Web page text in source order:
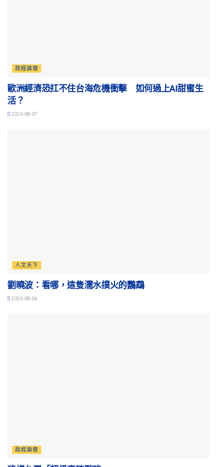
政經論壇
歐洲經濟恐扛不住台海危機衝擊 如何過上AI甜蜜生
活？
2026-08-07
人文天下
劉曉波：看哪，這隻濡水撲火的鸚鵡
2026-08-06
政經論壇